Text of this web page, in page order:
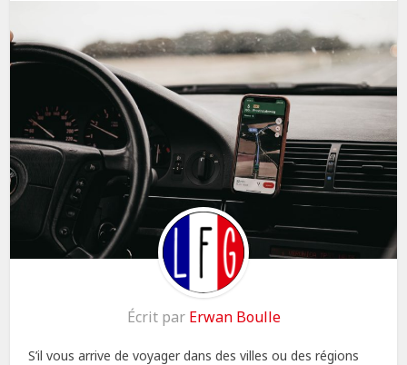
Écrit par Erwan Boulle
S’il vous arrive de voyager dans des villes ou des régions